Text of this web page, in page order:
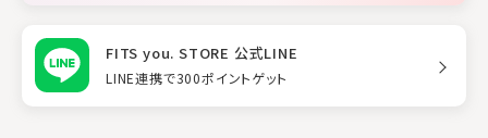
FITS you. STORE 公式LINE
LINE連携で300ポイントゲット